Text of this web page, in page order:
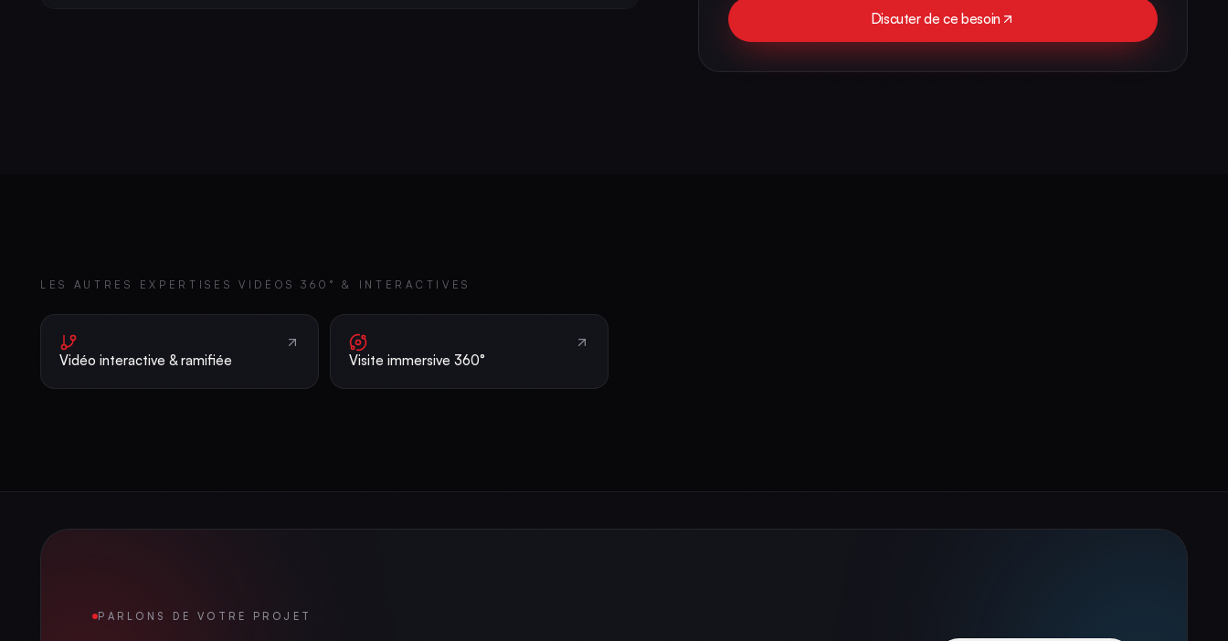
Discuter de ce besoin
LES AUTRES EXPERTISESVIDÉOS 360° & INTERACTIVES
Vidéo interactive & ramifiée Visite immersive 360°
PARLONS DE VOTRE PROJET